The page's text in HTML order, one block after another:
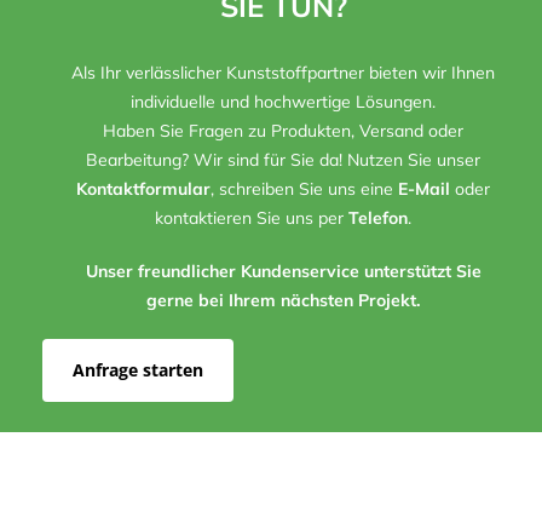
Als Ihr verlässlicher Kunststoffpartner bieten wir Ihnen
individuelle und hochwertige Lösungen.
Haben Sie Fragen zu Produkten, Versand oder
Bearbeitung? Wir sind für Sie da! Nutzen Sie unser
Kontaktformular, schreiben Sie uns eine E-Mail oder
kontaktieren Sie uns per Telefon.
Unser freundlicher Kundenservice unterstützt Sie
gerne bei Ihrem nächsten Projekt.
Anfrage starten